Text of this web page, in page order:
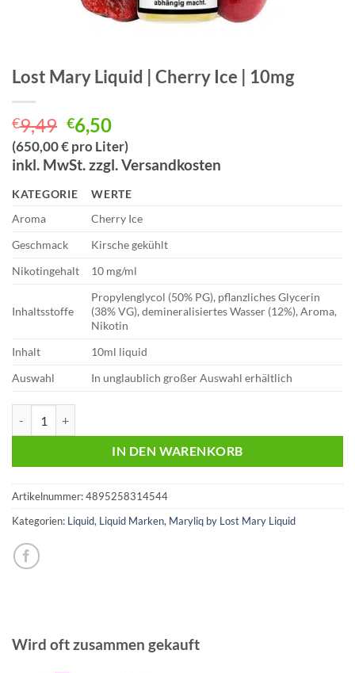
Lost Mary Liquid | Cherry Ice | 10mg
€9,49 Ursprünglicher
Preis
war:
€6,50Aktueller
Preis
ist:
(650,00 € pro Liter)
inkl. MwSt. zzgl. Versandkosten
KATEGORIE
WERTE
Aroma
Cherry Ice
Geschmack
Kirsche gekühlt
Nikotingehalt
10 mg/ml
Inhaltsstoffe
Propylenglycol (50% PG), pflanzliches Glycerin
(38% VG), demineralisiertes Wasser (12%), Aroma,
Nikotin
Inhalt
10ml liquid
Auswahl
In unglaublich großer Auswahl erhältlich
IN DEN WARENKORB
Artikelnummer:4895258314544
Kategorien: Liquid, Liquid Marken, Maryliq by Lost Mary Liquid
Wird oft zusammen gekauft